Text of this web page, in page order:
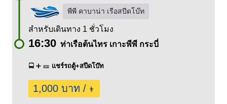
พีพี คาบาน่า เรือสปีดโบ๊ท
สำหรับเดินทาง 1 ชั่วโมง
16:30 ท่าเรือต้นไทร เกาะพีพี กระบี่
🚍 ➕ 🎫 แชร์รถตู้+สปีดโบ๊ท
1,000 บาท / 👨